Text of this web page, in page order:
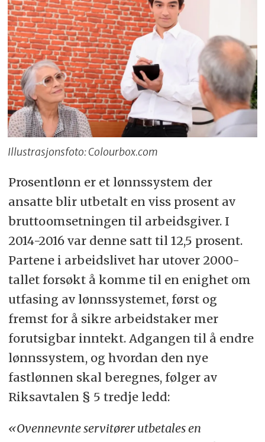
Illustrasjonsfoto: Colourbox.com
Prosentlønn er et lønnssystem der
ansatte blir utbetalt en viss prosent av
bruttoomsetningen til arbeidsgiver. I
2014-2016 var denne satt til 12,5 prosent.
Partene i arbeidslivet har utover 2000-
tallet forsøkt å komme til en enighet om
utfasing av lønnssystemet, først og
fremst for å sikre arbeidstaker mer
forutsigbar inntekt. Adgangen til å endre
lønnssystem, og hvordan den nye
fastlønnen skal beregnes, følger av
Riksavtalen § 5 tredje ledd:
«Ovennevnte servitører utbetales en